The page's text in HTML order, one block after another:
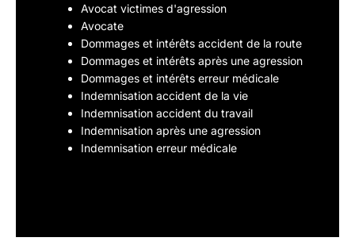
Avocat victimes d'agression
Avocate
Dommages et intérêts accident de la route
Dommages et intérêts après une agression
Dommages et intérêts erreur médicale
Indemnisation accident de la vie
Indemnisation accident du travail
Indemnisation après une agression
Indemnisation erreur médicale